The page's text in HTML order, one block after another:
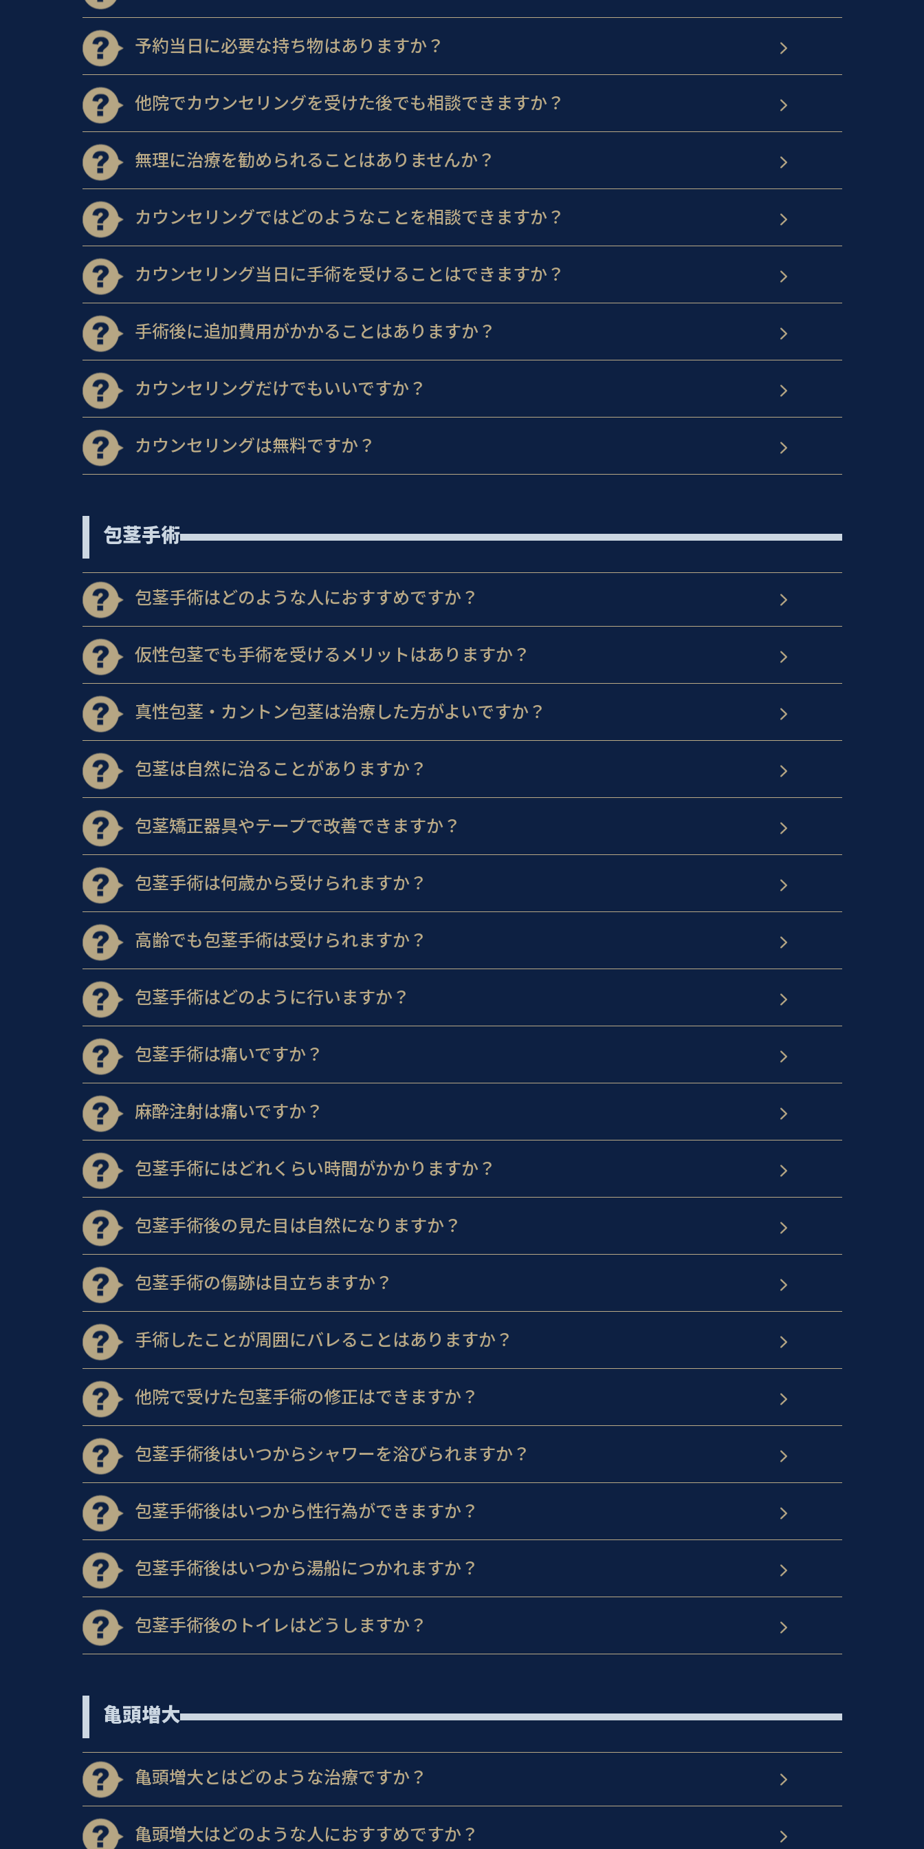
予約当日に必要な持ち物はありますか？
他院でカウンセリングを受けた後でも相談できますか？
無理に治療を勧められることはありませんか？
カウンセリングではどのようなことを相談できますか？
カウンセリング当日に手術を受けることはできますか？
手術後に追加費用がかかることはありますか？
カウンセリングだけでもいいですか？
カウンセリングは無料ですか？
包茎手術
包茎手術はどのような人におすすめですか？
仮性包茎でも手術を受けるメリットはありますか？
真性包茎・カントン包茎は治療した方がよいですか？
包茎は自然に治ることがありますか？
包茎矯正器具やテープで改善できますか？
包茎手術は何歳から受けられますか？
高齢でも包茎手術は受けられますか？
包茎手術はどのように行いますか？
包茎手術は痛いですか？
麻酔注射は痛いですか？
包茎手術にはどれくらい時間がかかりますか？
包茎手術後の見た目は自然になりますか？
包茎手術の傷跡は目立ちますか？
手術したことが周囲にバレることはありますか？
他院で受けた包茎手術の修正はできますか？
包茎手術後はいつからシャワーを浴びられますか？
包茎手術後はいつから性行為ができますか？
包茎手術後はいつから湯船につかれますか？
包茎手術後のトイレはどうしますか？
亀頭増大
亀頭増大とはどのような治療ですか？
亀頭増大はどのような人におすすめですか？